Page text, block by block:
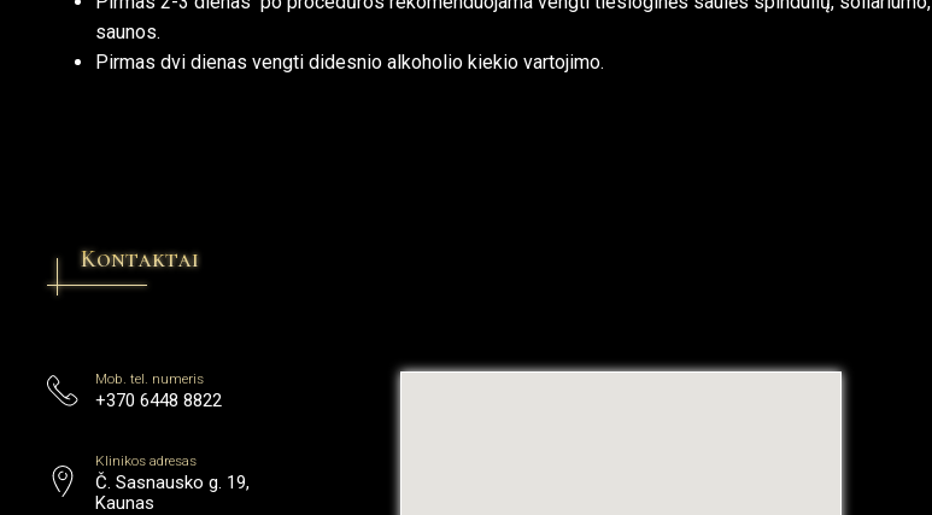
saunos.
Pirmas dvi dienas vengti didesnio alkoholio kiekio vartojimo.
Kontaktai
Mob. tel. numeris
+370 6448 8822
Klinikos adresas
Č. Sasnausko g. 19,
Kaunas